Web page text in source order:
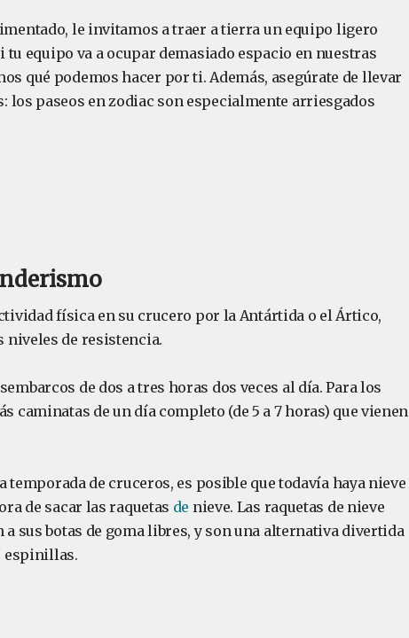
le invitamos a traer a tierra un equipo ligero
tu equipo va a ocupar demasiado espacio en nuestras
qué podemos hacer por ti. Además, asegúrate de llevar
los paseos en zodiac son especialmente arriesgados
física en su crucero por la Antártida o el Ártico,
niveles de resistencia.
de dos a tres horas dos veces al día. Para los
caminatas de un día completo (de 5 a 7 horas) que vienen
de cruceros, es posible que todavía haya nieve
de sacar las raquetas de nieve. Las raquetas de nieve
a sus botas de goma libres, y son una alternativa divertida
espinillas.